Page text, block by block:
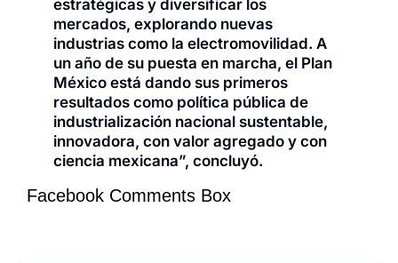
estratégicas y diversificar los
mercados, explorando nuevas
industrias como la electromovilidad. A
un año de su puesta en marcha, el Plan
México está dando sus primeros
resultados como política pública de
industrialización nacional sustentable,
innovadora, con valor agregado y con
ciencia mexicana”, concluyó.
Facebook Comments Box